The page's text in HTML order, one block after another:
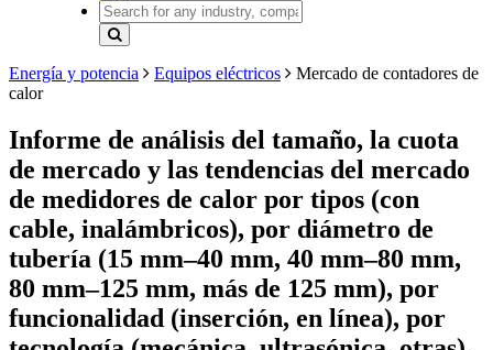
Energía y potencia Equipos eléctricos
Mercado de contadores de
calor
Informe de análisis del tamaño, la cuota
de mercado y las tendencias del mercado
de medidores de calor por tipos (con
cable, inalámbricos), por diámetro de
tubería (15 mm–40 mm, 40 mm–80 mm,
80 mm–125 mm, más de 125 mm), por
funcionalidad (inserción, en línea), por